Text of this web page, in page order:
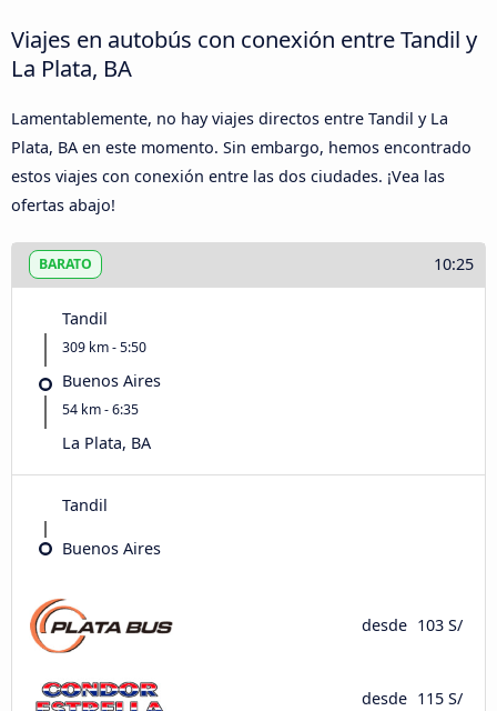
Viajes en autobús con conexión entre Tandil y
La Plata, BA
Lamentablemente, no hay viajes directos entre Tandil y La
Plata, BA en este momento. Sin embargo, hemos encontrado
estos viajes con conexión entre las dos ciudades. ¡Vea las
ofertas abajo!
BARATO 10:25
Tandil
309 km - 5:50
Buenos Aires
54 km - 6:35
La Plata, BA
Tandil
Buenos Aires
desde 103 S/
desde 115 S/